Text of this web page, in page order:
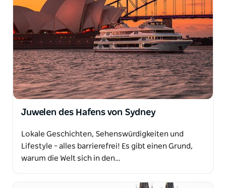
Juwelen des Hafens von Sydney
Lokale Geschichten, Sehenswürdigkeiten und
Lifestyle – alles barrierefrei! Es gibt einen Grund,
warum die Welt sich in den…